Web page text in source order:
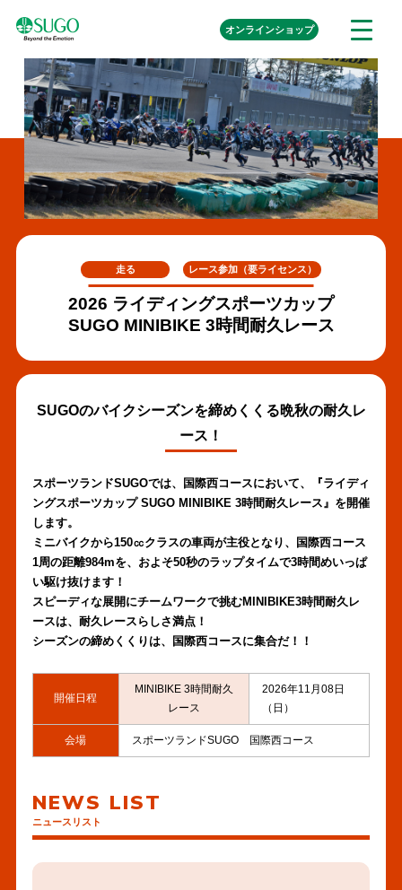
メ
ュ
ー
を
開
く
オンラインショップ外
部
ン
ク
走る レース参加（要ライセンス）
2026 ライディングスポーツカップ
SUGO MINIBIKE 3時間耐久レース
SUGOのバイクシーズンを締めくくる晩秋の耐久レ
ース！
スポーツランドSUGOでは、国際西コースにおいて、『ライディ
ングスポーツカップ SUGO MINIBIKE 3時間耐久レース』を開催
します。
ミニバイクから150㏄クラスの車両が主役となり、国際西コース
1周の距離984mを、およそ50秒のラップタイムで3時間めいっぱ
い駆け抜けます！
スピーディな展開にチームワークで挑むMINIBIKE3時間耐久レ
ースは、耐久レースらしさ満点！
シーズンの締めくくりは、国際西コースに集合だ！！
開催日程
MINIBIKE 3時間耐久
レース
2026年11月08日
（日）
会場 スポーツランドSUGO 国際西コース
NEWS LIST
ニュースリスト